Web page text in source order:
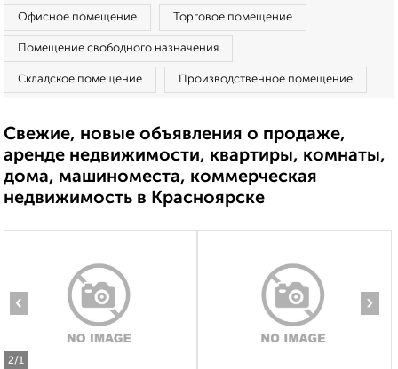
Офисное помещение Торговое помещение
Помещение свободного назначения
Складское помещение Производственное помещение
Свежие, новые объявления о продаже,
аренде недвижимости, квартиры, комнаты,
дома, машиноместа, коммерческая
недвижимость в Красноярске
2/1
‹ ›